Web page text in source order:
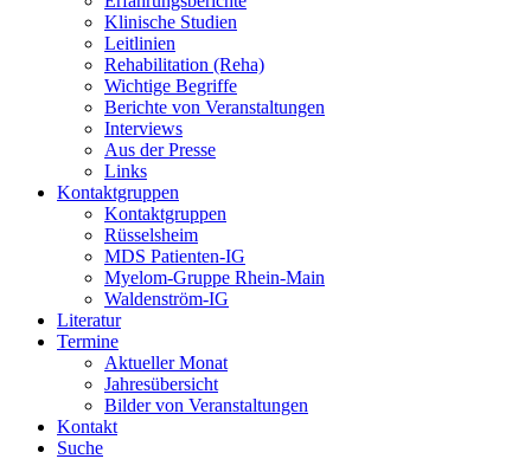
Klinische Studien
Leitlinien
Rehabilitation (Reha)
Wichtige Begriffe
Berichte von Veranstaltungen
Interviews
Aus der Presse
Links
Kontaktgruppen
Kontaktgruppen
Rüsselsheim
MDS Patienten-IG
Myelom-Gruppe Rhein-Main
Waldenström-IG
Literatur
Termine
Aktueller Monat
Jahresübersicht
Bilder von Veranstaltungen
Kontakt
Suche